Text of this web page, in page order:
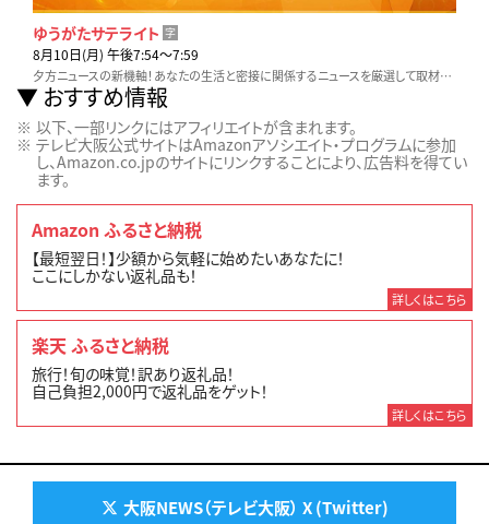
ゆうがたサテライト 字
8月10日(月) 午後7:54〜7:59
夕方ニュースの新機軸！あなたの生活と密接に関係するニュースを厳選して取材。他とは違う視点と切り口でいち早くお伝えします！
おすすめ情報
以下、一部リンクにはアフィリエイトが含まれます。
テレビ大阪公式サイトはAmazonアソシエイト・プログラムに参加
し、Amazon.co.jpのサイトにリンクすることにより、広告料を得てい
ます。
Amazon ふるさと納税
【最短翌日！】少額から気軽に始めたいあなたに！
ここにしかない返礼品も！
詳しくはこちら
楽天 ふるさと納税
旅行！旬の味覚！訳あり返礼品！
自己負担2,000円で返礼品をゲット！
詳しくはこちら
大阪NEWS（テレビ大阪） X (Twitter)